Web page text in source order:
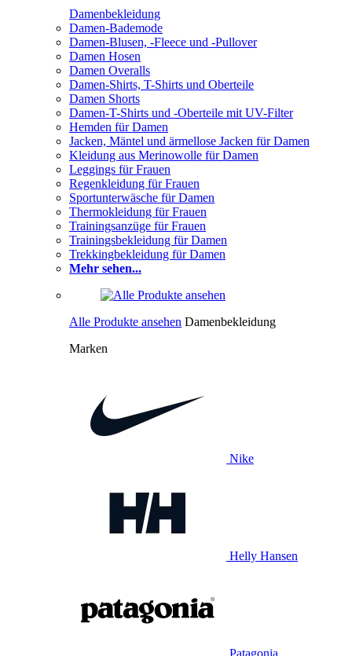
Damenbekleidung
Damen-Bademode
Damen-Blusen, -Fleece und -Pullover
Damen Hosen
Damen Overalls
Damen-Shirts, T-Shirts und Oberteile
Damen Shorts
Damen-T-Shirts und -Oberteile mit UV-Filter
Hemden für Damen
Jacken, Mäntel und ärmellose Jacken für Damen
Kleidung aus Merinowolle für Damen
Leggings für Frauen
Regenkleidung für Frauen
Sportunterwäsche für Damen
Thermokleidung für Frauen
Trainingsanzüge für Frauen
Trainingsbekleidung für Damen
Trekkingbekleidung für Damen
Mehr sehen...
Alle Produkte ansehen Damenbekleidung
Marken
Nike
Helly Hansen
Patagonia